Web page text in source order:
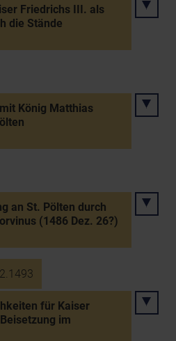
Friedrichs III. als
die Stände
König Matthias
an St. Pölten durch
(1486 Dez. 26?)
für Kaiser
im